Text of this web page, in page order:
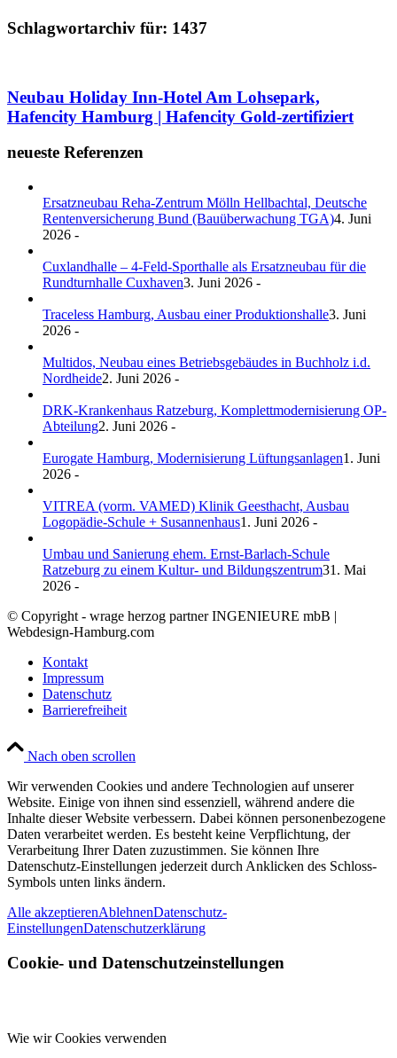
Schlagwortarchiv für: 1437
Neubau Holiday Inn-Hotel Am Lohsepark,
Hafencity Hamburg | Hafencity Gold-zertifiziert
neueste Referenzen
Ersatzneubau Reha-Zentrum Mölln Hellbachtal, Deutsche
Rentenversicherung Bund (Bauüberwachung TGA)4. Juni
2026 -
Cuxlandhalle – 4-Feld-Sporthalle als Ersatzneubau für die
Rundturnhalle Cuxhaven3. Juni 2026 -
Traceless Hamburg, Ausbau einer Produktionshalle3. Juni
2026 -
Multidos, Neubau eines Betriebsgebäudes in Buchholz i.d.
Nordheide2. Juni 2026 -
DRK-Krankenhaus Ratzeburg, Komplettmodernisierung OP-
Abteilung2. Juni 2026 -
Eurogate Hamburg, Modernisierung Lüftungsanlagen1. Juni
2026 -
VITREA (vorm. VAMED) Klinik Geesthacht, Ausbau
Logopädie-Schule + Susannenhaus1. Juni 2026 -
Umbau und Sanierung ehem. Ernst-Barlach-Schule
Ratzeburg zu einem Kultur- und Bildungszentrum31. Mai
2026 -
© Copyright - wrage herzog partner INGENIEURE mbB |
Webdesign-Hamburg.com
Kontakt
Impressum
Datenschutz
Barrierefreiheit
Nach oben scrollen
Wir verwenden Cookies und andere Technologien auf unserer
Website. Einige von ihnen sind essenziell, während andere die
Inhalte dieser Website verbessern. Dabei können personenbezogene
Daten verarbeitet werden. Es besteht keine Verpflichtung, der
Verarbeitung Ihrer Daten zuzustimmen. Sie können Ihre
Datenschutz-Einstellungen jederzeit durch Anklicken des Schloss-
Symbols unten links ändern.
Alle akzeptierenAblehnenDatenschutz-
EinstellungenDatenschutzerklärung
Cookie- und Datenschutzeinstellungen
Wie wir Cookies verwenden